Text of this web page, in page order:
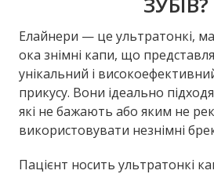
Елайнери — це ультратонкі,
ока знімні капи, що
унікальний і
прикусу. Вони ідеально
які не бажають або яким не
використовувати незнімні
Пацієнт носить ультратонкі